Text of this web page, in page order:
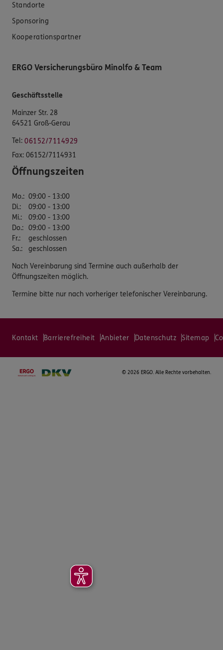
Standorte
Sponsoring
Kooperationspartner
ERGO Versicherungsbüro Minolfo & Team
Geschäftsstelle
Mainzer Str. 28
64521 Groß-Gerau
Tel: 06152/7114929
Fax: 06152/7114931
Öffnungszeiten
Mo.: 09:00 - 13:00
Di.:
09:00 - 13:00
Mi.:
09:00 - 13:00
Do.: 09:00 - 13:00
Fr.:
geschlossen
Sa.: geschlossen
Nach Vereinbarung sind Termine auch außerhalb der
Öffnungszeiten möglich.
Termine bitte nur nach vorheriger telefonischer Vereinbarung.
Kontakt Barrierefreiheit Anbieter Datenschutz Sitemap
© 2026 ERGO. Alle Rechte vorbehalten.